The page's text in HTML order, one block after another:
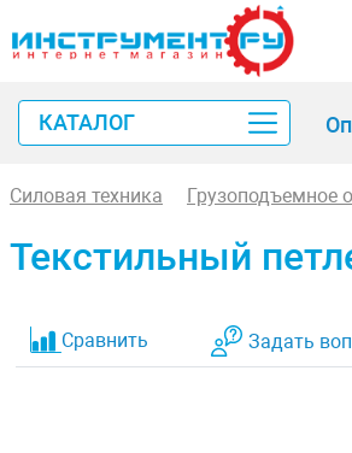
КАТАЛОГ
Силовая техника Грузоподъемное
Текстильный
Сравнить Задать